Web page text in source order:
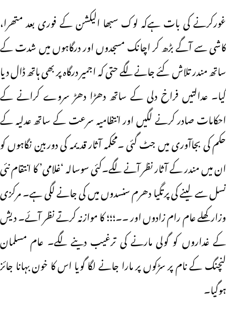
غورکرنے کی بات ہےکہ لوک سبھا الیکشن کے فوری بعد متھرا،
کاشی سے آگے بڑھ کر اچانک مسجدوں اور درگاہوں میں شدت کے
ساتھ مندر تلاش کئے جانے لگے حتی کہ اجمیر درگاہ پر بھی ہاتھ ڈال دیا
گیا۔ عدالتیں فراخ دلی کے ساتھ دھڑا دھڑ سروے کرانے کے
احکامات صادر کرنے لگیں اور انتظامیہ سرعت کے ساتھ عدلیہ کے
حکم کی بجاآوری میں جٹ گئی ۔محکمہ آثار قدیمہ کی دوربین نگاہوں کو
ان میں مندر کے آثار نظر آنے لگے۔کئی سوسالہ ‘غلامی’ کا انتقام نئی
نسل سے لینے کی پرتگیا دھرم سنسدوں میں کی جانے لگی ہے۔ مرکزی
وزار کھلے عام رام زادوں اور ۔۔؛؛؛ کا موازنہ کرتے نظر آئے۔ دیش
کے غداروں کو گولی مارنے کی ترغیب دینے لگے۔ عام مسلمان
لنچنگ کے نام پر سڑکوں پر مارا جانے لگا گویا اس کا خون بہانا جائز
ہوگیا۔